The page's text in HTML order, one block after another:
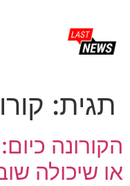
תגית:
הקורונה
או שיכולה